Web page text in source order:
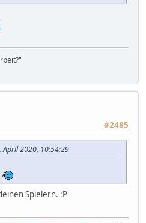
#2485
April 2020, 10:54:29
Spielern. :P